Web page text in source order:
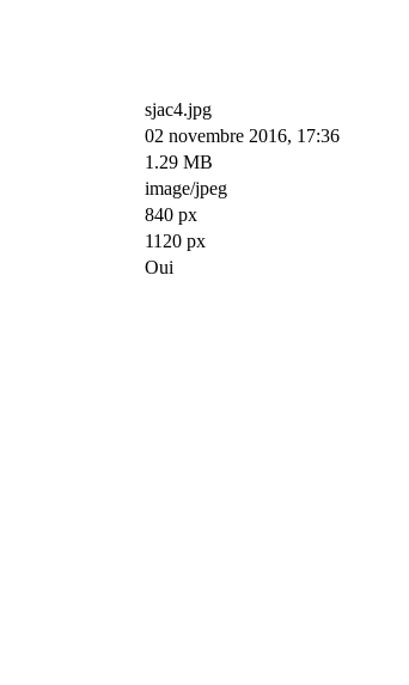
sjac4.jpg
02 novembre 2016, 17:36
1.29 MB
image/jpeg
840 px
1120 px
Oui